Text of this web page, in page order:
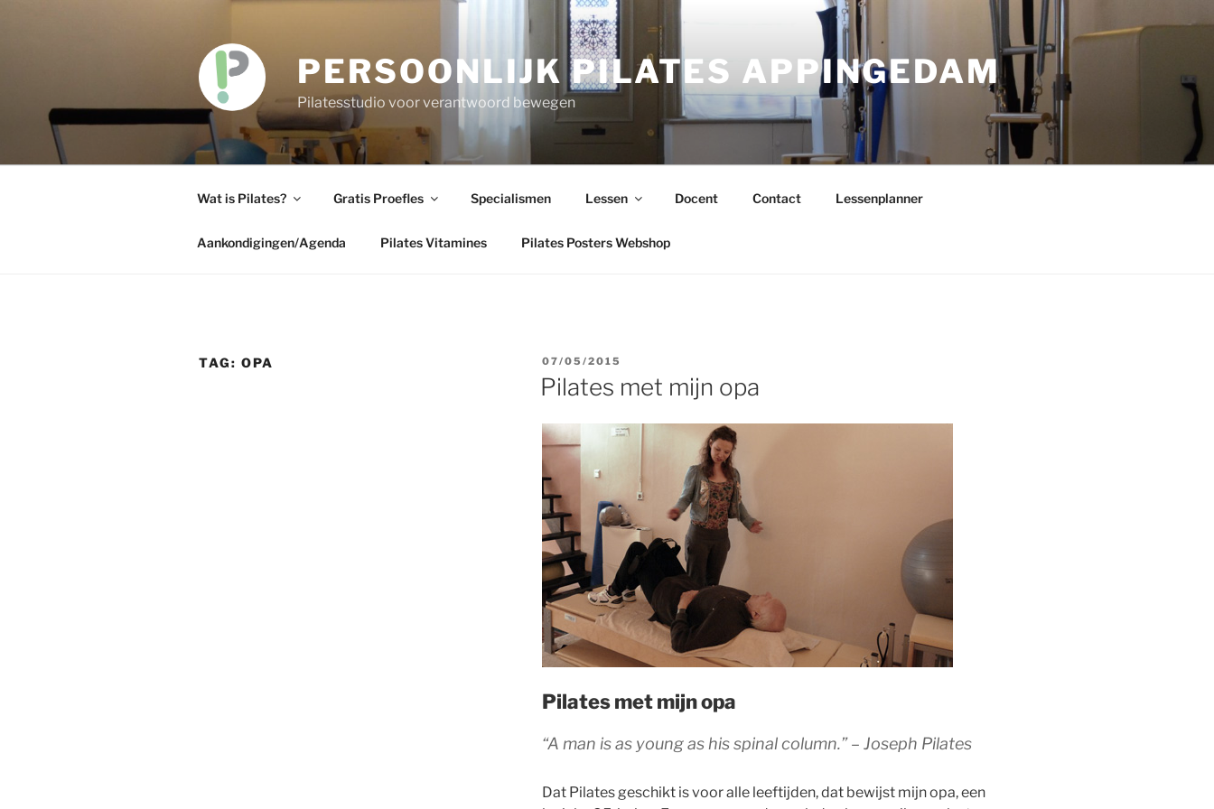
PERSOONLIJK PILATES APPINGEDAM
Pilatesstudio voor verantwoord bewegen
Wat is Pilates? Gratis Proefles Specialismen Lessen Docent Contact Lessenplanner
Aankondigingen/Agenda Pilates Vitamines Pilates Posters Webshop
TAG: OPA
POSTED
ON
07/05/2015
Pilates met mijn opa
Pilates met mijn opa
“A man is as young as his spinal column.” – Joseph Pilates
Dat Pilates geschikt is voor alle leeftijden, dat bewijst mijn opa, een